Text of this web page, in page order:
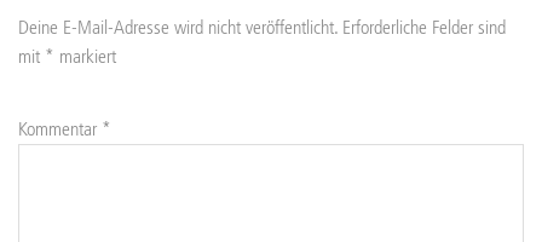
Deine E-Mail-Adresse wird nicht veröffentlicht. Erforderliche Felder sind
mit * markiert
Kommentar *